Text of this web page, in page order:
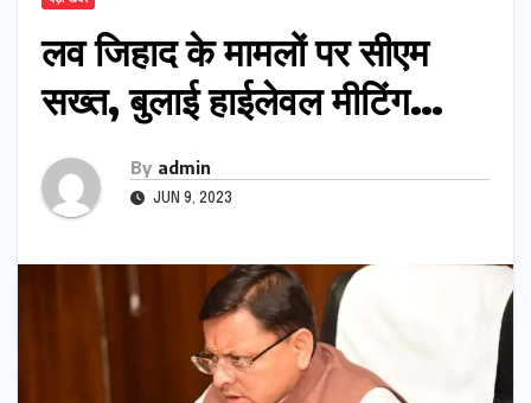
लव जिहाद के मामलों पर सीएम
सख्त, बुलाई हाईलेवल मीटिंग…
By admin
JUN 9, 2023